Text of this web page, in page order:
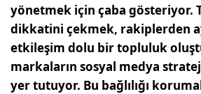
yönetmek için çaba gösteriyor.
dikkatini çekmek, rakiplerden
etkileşim dolu bir topluluk
markaların sosyal medya
yer tutuyor. Bu bağlılığı